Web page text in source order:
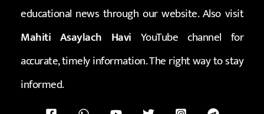
educational news through our website. Also visit
Mahiti Asaylach Havi YouTube channel for
accurate, timely information. The right way to stay
informed.